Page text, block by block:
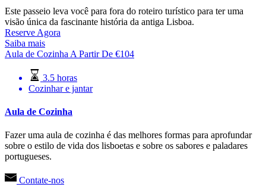
Este passeio leva você para fora do roteiro turístico para ter uma
visão única da fascinante história da antiga Lisboa.
Reserve Agora
Saiba mais
Aula de Cozinha A Partir De €104
3.5 horas
Cozinhar e jantar
Aula de Cozinha
Fazer uma aula de cozinha é das melhores formas para aprofundar
sobre o estilo de vida dos lisboetas e sobre os sabores e paladares
portugueses.
Contate-nos